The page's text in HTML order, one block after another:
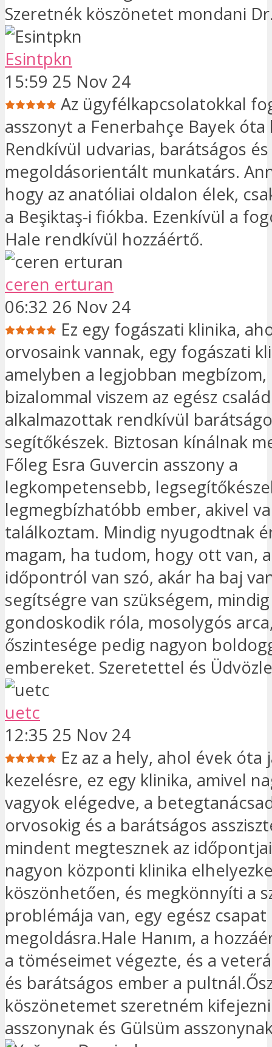
Szeretnék köszönetet mondani
Esintpkn
15:59 25 Nov 24
Az ügyfélkapcsolatokkal
asszonyt a Fenerbahçe Bayek
Rendkívül udvarias, barátságos és
megoldásorientált munkatárs.
hogy az anatóliai oldalon élek,
a Beşiktaş-i fiókba. Ezenkívül a
Hale rendkívül hozzáértő.
ceren erturan
06:32 26 Nov 24
Ez egy fogászati ​​klinika,
orvosaink vannak, egy fogászati
amelyben a legjobban megbízom,
bizalommal viszem az egész
alkalmazottak rendkívül
segítőkészek. Biztosan kínálnak
Főleg Esra Guvercin asszony a
legkompetensebb,
legmegbízhatóbb ember, akivel
találkoztam. Mindig nyugodtnak
magam, ha tudom, hogy ott van,
időpontról van szó, akár ha baj
segítségre van szükségem, mindig
gondoskodik róla, mosolygós
őszintesége pedig nagyon
embereket. Szeretettel és
uetc
12:35 25 Nov 24
Ez az a hely, ahol évek óta
kezelésre, ez egy klinika, amivel
vagyok elégedve, a
orvosokig és a barátságos
mindent megtesznek az
nagyon központi klinika
köszönhetően, és megkönnyíti a
problémája van, egy egész csapat
megoldásra.Hale Hanım, a
a töméseimet végezte, és a
és barátságos ember a
köszönetemet szeretném
asszonynak és Gülsüm